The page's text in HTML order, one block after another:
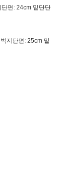
면: 24cm 밑단단
지단면: 25cm 밑